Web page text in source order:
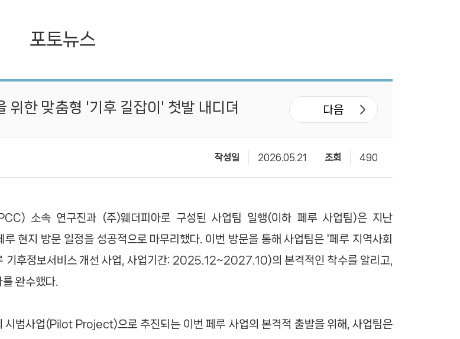
포토뉴스
위한 맞춤형 '기후 길잡이' 첫발 내디뎌 다음
작성일 2026.05.21 조회 490
소속 연구진과 (주)웨더피아로 구성된 사업팀 일행(이하 페루 사업팀)은 지난
지 방문 일정을 성공적으로 마무리했다. 이번 방문을 통해 사업팀은 '페루 지역사회
기후정보서비스 개선 사업, 사업기간: 2025.12~2027.10)의 본격적인 착수를 알리고,
완수했다.
범사업(Pilot Project)으로 추진되는 이번 페루 사업의 본격적 출발을 위해, 사업팀은